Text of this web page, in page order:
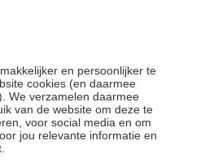
en persoonlijker te
cookies (en daarmee
We verzamelen daarmee
van de website om deze te
voor social media en om
jou relevante informatie en
specialist voor zakelijke
BESTELLEN